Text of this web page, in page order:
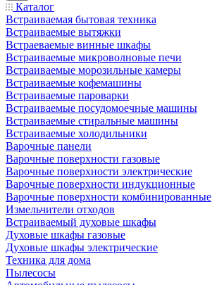
Каталог
Встраиваемая бытовая техника
Встраиваемые вытяжки
Встраеваемые винные шкафы
Встраиваемые микроволновые печи
Встраиваемые морозильные камеры
Встраиваемые кофемашины
Встраиваемые пароварки
Встраиваемые посудомоечные машины
Встраиваемые стиральные машины
Встраиваемые холодильники
Варочные панели
Варочные поверхности газовые
Варочные поверхности электрические
Варочные поверхности индукционные
Варочные поверхности комбинированные
Измельчители отходов
Встраиваемый духовые шкафы
Духовые шкафы газовые
Духовые шкафы электрические
Техника для дома
Пылесосы